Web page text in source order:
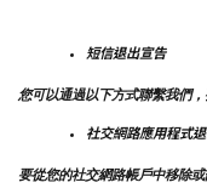
短信退出宣告
您可以通過以下方式聯繫我們
社交網路應用程式
要從您的社交網路帳戶中移除